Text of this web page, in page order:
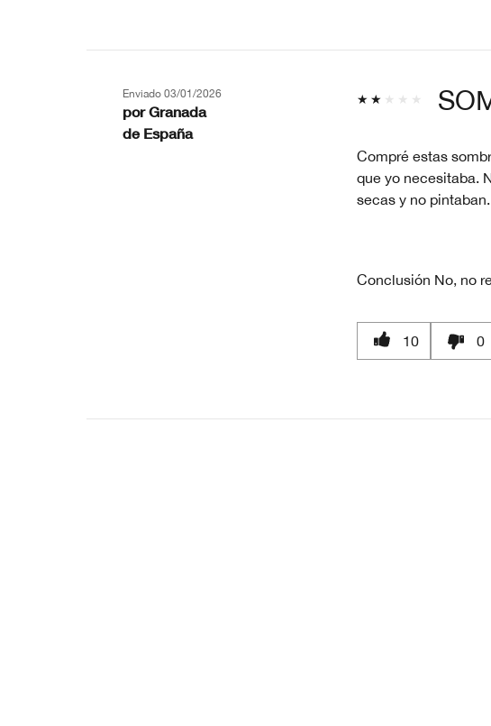
Enviado 03/01/2026
por Granada
de España
Compré estas
que yo necesitaba.
secas y no
Conclusión No, no
10 0